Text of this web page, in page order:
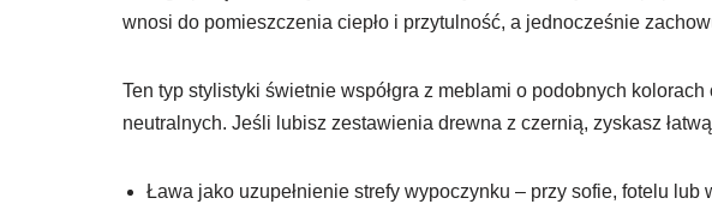
wnosi do pomieszczenia ciepło i przytulność, a jednocześnie
Ten typ stylistyki świetnie współgra z meblami o podobnych
neutralnych. Jeśli lubisz zestawienia drewna z czernią, zyskasz
Ława jako uzupełnienie strefy wypoczynku – przy sofie, fotelu lub